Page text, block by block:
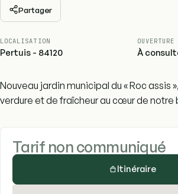
Partager
LOCALISATION
Pertuis - 84120
OUVERTURE
À
Nouveau jardin municipal du « Roc assis
verdure et de fraîcheur au cœur de notre
Tarif non communiqué
Itinéraire